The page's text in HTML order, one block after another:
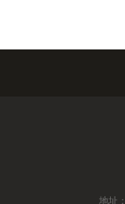
地址